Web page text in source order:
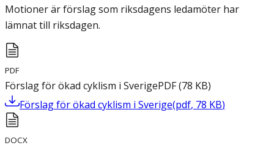
Motioner är förslag som riksdagens ledamöter har
lämnat till riksdagen.
PDF
Förslag för ökad cyklism i SverigePDF(78 KB)
Förslag för ökad cyklism i Sverige(pdf, 78 KB)
DOCX